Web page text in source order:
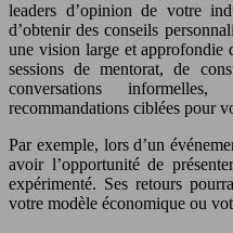
leaders d’opinion de votre
d’obtenir des conseils
une vision large et approfondie
sessions de mentorat, de
conversations
recommandations ciblées pour
Par exemple, lors d’un
avoir l’opportunité de
expérimenté. Ses retours
votre modèle économique ou